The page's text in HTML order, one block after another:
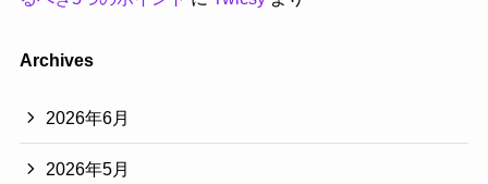
Archives
2026年6月
2026年5月